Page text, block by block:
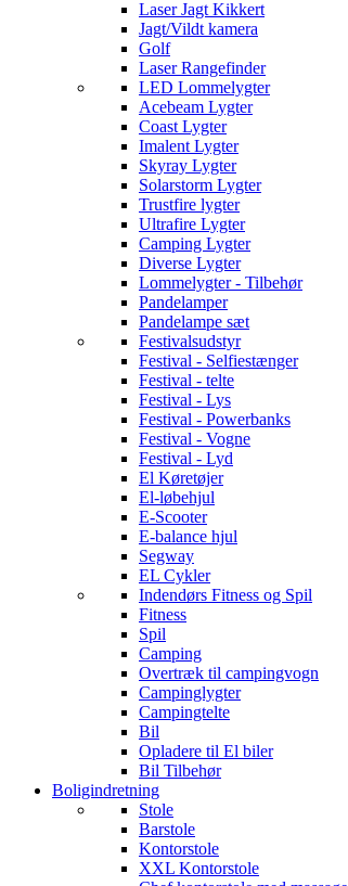
Laser Jagt Kikkert
Jagt/Vildt kamera
Golf
Laser Rangefinder
LED Lommelygter
Acebeam Lygter
Coast Lygter
Imalent Lygter
Skyray Lygter
Solarstorm Lygter
Trustfire lygter
Ultrafire Lygter
Camping Lygter
Diverse Lygter
Lommelygter - Tilbehør
Pandelamper
Pandelampe sæt
Festivalsudstyr
Festival - Selfiestænger
Festival - telte
Festival - Lys
Festival - Powerbanks
Festival - Vogne
Festival - Lyd
El Køretøjer
El-løbehjul
E-Scooter
E-balance hjul
Segway
EL Cykler
Indendørs Fitness og Spil
Fitness
Spil
Camping
Overtræk til campingvogn
Campinglygter
Campingtelte
Bil
Opladere til El biler
Bil Tilbehør
Boligindretning
Stole
Barstole
Kontorstole
XXL Kontorstole